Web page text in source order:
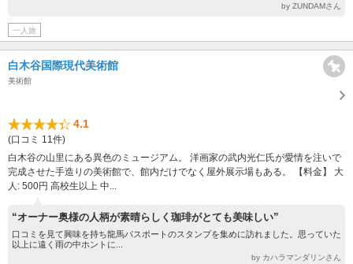
by ZUNDAMさん
一人旅
白木谷国際現代美術館
美術館
4.1
(口コミ 11件)
白木谷の山里にある異色のミュージアム。 洋画家の武内光仁氏が愛情を注いで
完成させた手造りの美術館で、館内だけでなく屋外展示場もある。 【料金】 大
人: 500円 高校生以上 中...
“オーナー奥様の人柄が素晴らしく珈琲がとても美味しい”
口コミを見て興味を持ち龍馬パスポートのスタンプを集めに訪れました。思っていた
以上に遠く雨の中ホントに...
by カハラマンダリンさん